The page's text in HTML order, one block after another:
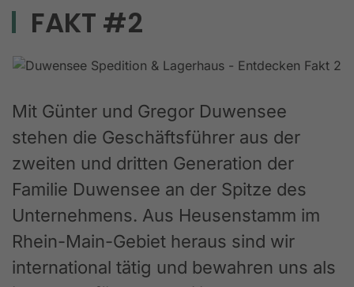
FAKT #2
Mit Günter und Gregor Duwensee
stehen die Geschäftsführer aus der
zweiten und dritten Generation der
Familie Duwensee an der Spitze des
Unternehmens. Aus Heusenstamm im
Rhein-Main-Gebiet heraus sind wir
international tätig und bewahren uns als